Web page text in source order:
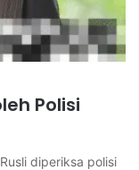
Polisi
diperiksa polisi